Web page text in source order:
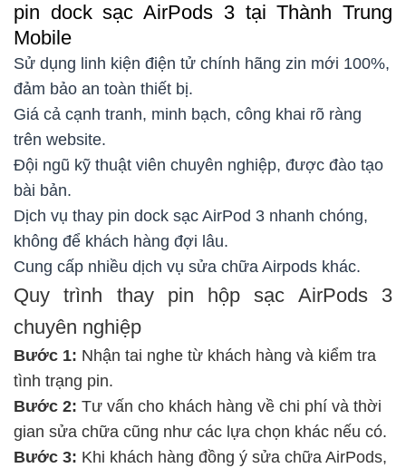
pin dock sạc AirPods 3 tại Thành Trung
Mobile
Sử dụng linh kiện điện tử chính hãng zin mới 100%,
đảm bảo an toàn thiết bị.
Giá cả cạnh tranh, minh bạch, công khai rõ ràng
trên website.
Đội ngũ kỹ thuật viên chuyên nghiệp, được đào tạo
bài bản.
Dịch vụ thay pin dock sạc AirPod 3 nhanh chóng,
không để khách hàng đợi lâu.
Cung cấp nhiều dịch vụ sửa chữa Airpods khác.
Quy trình thay pin hộp sạc AirPods 3
chuyên nghiệp
Bước 1: Nhận tai nghe từ khách hàng và kiểm tra
tình trạng pin.
Bước 2: Tư vấn cho khách hàng về chi phí và thời
gian sửa chữa cũng như các lựa chọn khác nếu có.
Bước 3: Khi khách hàng đồng ý sửa chữa AirPods,